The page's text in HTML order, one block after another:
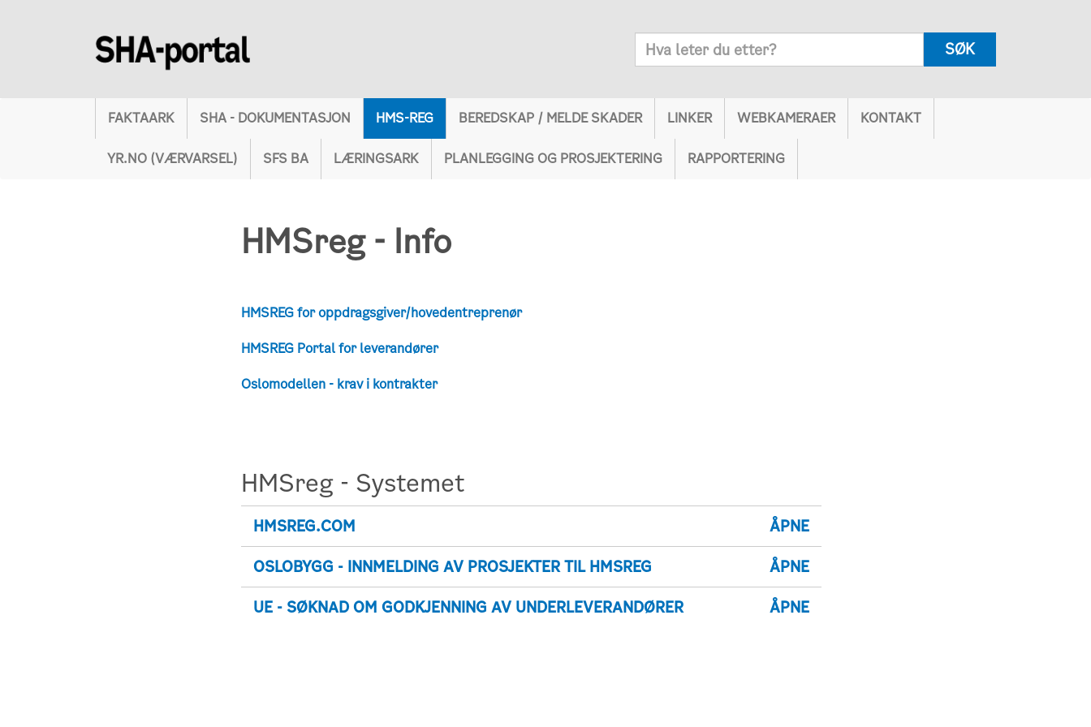
SØK
FAKTAARK SHA - DOKUMENTASJON HMS-REG BEREDSKAP / MELDE SKADER LINKER WEBKAMERAER KONTAKT
YR.NO (VÆRVARSEL) SFS BA LÆRINGSARK PLANLEGGING OG PROSJEKTERING RAPPORTERING
HMSreg - Info
HMSREG for oppdragsgiver/hovedentreprenør
HMSREG Portal for leverandører
Oslomodellen - krav i kontrakter
HMSreg - Systemet
HMSREG.COM
ÅPNE
OSLOBYGG - INNMELDING AV PROSJEKTER TIL HMSREG
ÅPNE
UE - SØKNAD OM GODKJENNING AV UNDERLEVERANDØRER
ÅPNE